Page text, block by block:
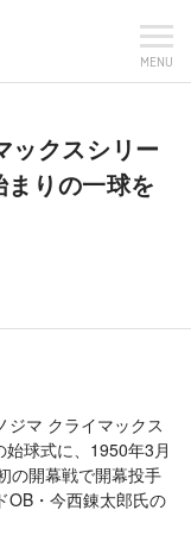
MENU
ックスシリー
りの一球を
ジマ クライマックス
球式に、1950年3月
の開幕戦で開幕投手
OB・今西錬太郎氏の